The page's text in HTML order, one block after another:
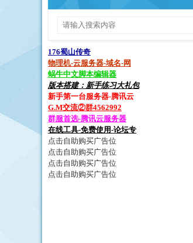
176蜀山传奇
物理机-云服务器-域名-网
蜗牛中文脚本编辑器
版本搭建：新手练习大礼包
新手第一台服务器-腾讯云
G.M交流②群4562992
群服首选-腾讯云服务器
在线工具-免费使用-论坛专
点击自助购买广告位
点击自助购买广告位
点击自助购买广告位
点击自助购买广告位